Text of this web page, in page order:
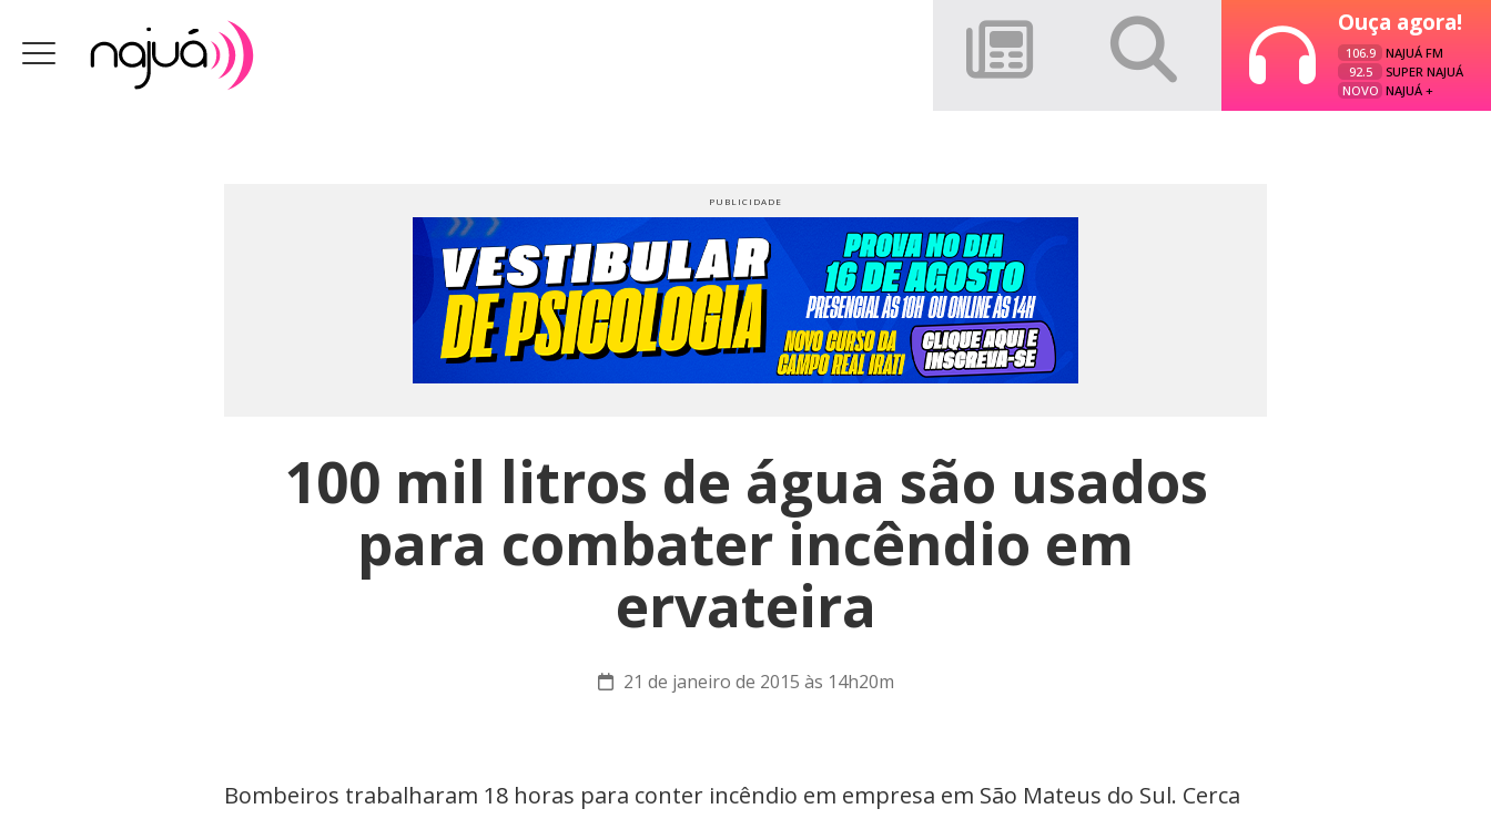
Ouça agora!
106.9
NAJUÁ FM
92.5
SUPER NAJUÁ
NOVO NAJUÁ +
100 mil litros de água são usados
para combater incêndio em
ervateira
21 de janeiro de 2015 às 14h20m
Bombeiros trabalharam 18 horas para conter incêndio em empresa em São Mateus do Sul. Cerca